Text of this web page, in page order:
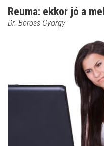
Reuma: ekkor jó a
Dr. Boross György